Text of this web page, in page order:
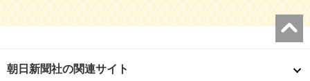
朝日新聞社の関連サイト